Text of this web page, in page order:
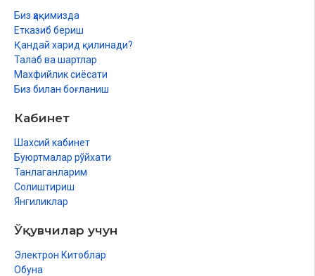
Биз ҳақимизда
Етказиб бериш
Қандай харид қилинади?
Талаб ва шартлар
Махфийлик сиёсати
Биз билан боғланиш
Кабинет
Шахсий кабинет
Буюртмалар рўйхати
Танлаганларим
Солиштириш
Янгиликлар
Ўқувчилар учун
Электрон Китоблар
Обуна